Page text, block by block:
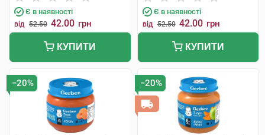
Є в наявності
від 52.50 42.00 грн
КУПИТИ
Є в наявності
від 52.50 42.00 грн
КУПИТИ
−20% −20%